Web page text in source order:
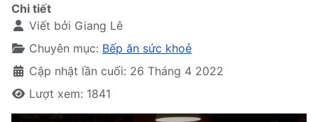
Chi tiết
Viết bởi Giang Lê
Chuyên mục: Bếp ăn sức khoẻ
Cập nhật lần cuối: 26 Tháng 4 2022
Lượt xem: 1841